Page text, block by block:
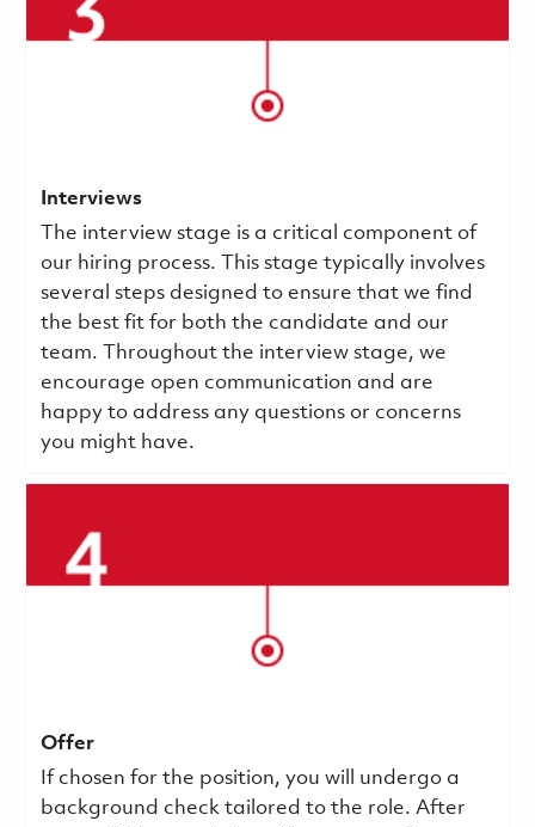
Interviews
The interview stage is a critical component of
our hiring process. This stage typically involves
several steps designed to ensure that we find
the best fit for both the candidate and our
team. Throughout the interview stage, we
encourage open communication and are
happy to address any questions or concerns
you might have.
Offer
If chosen for the position, you will undergo a
background check tailored to the role. After